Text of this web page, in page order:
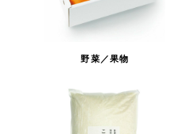
野菜／果物